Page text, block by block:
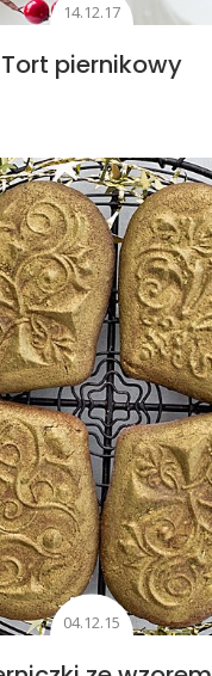
14.12.17
Tort piernikowy
04.12.15